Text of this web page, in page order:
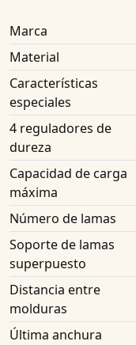
Marca
Material
Características
especiales
4 reguladores de
dureza
Capacidad de carga
máxima
Número de lamas
Soporte de lamas
superpuesto
Distancia entre
molduras
Última anchura